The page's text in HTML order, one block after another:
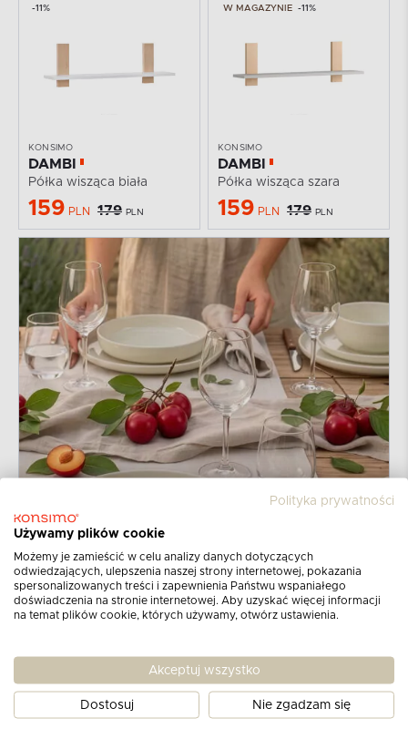
-11%
KONSIMO
DAMBI
Półka wisząca biała
159 PLN 179 PLN
W MAGAZYNIE -11%
KONSIMO
DAMBI
Półka wisząca szara
159 PLN 179 PLN
Polityka prywatności
Używamy plików cookie
Możemy je zamieścić w celu analizy danych dotyczących
odwiedzających, ulepszenia naszej strony internetowej, pokazania
spersonalizowanych treści i zapewnienia Państwu wspaniałego
doświadczenia na stronie internetowej. Aby uzyskać więcej informacji
na temat plików cookie, których używamy, otwórz ustawienia.
Akceptuj wszystko
Dostosuj Nie zgadzam się